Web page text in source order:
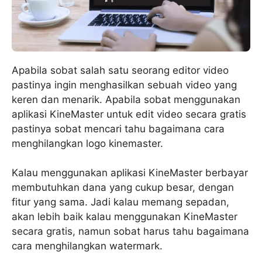
Apabila sobat salah satu seorang editor video
pastinya ingin menghasilkan sebuah video yang
keren dan menarik. Apabila sobat menggunakan
aplikasi KineMaster untuk edit video secara gratis
pastinya sobat mencari tahu bagaimana cara
menghilangkan logo kinemaster.
Kalau menggunakan aplikasi KineMaster berbayar
membutuhkan dana yang cukup besar, dengan
fitur yang sama. Jadi kalau memang sepadan,
akan lebih baik kalau menggunakan KineMaster
secara gratis, namun sobat harus tahu bagaimana
cara menghilangkan watermark.